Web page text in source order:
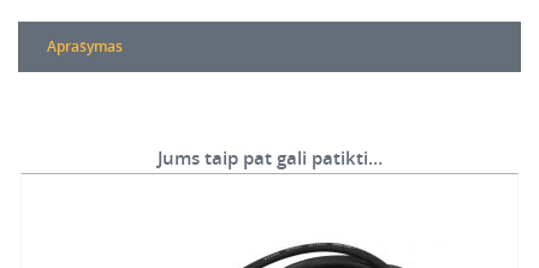
Aprašymas
Jums taip pat gali patikti…